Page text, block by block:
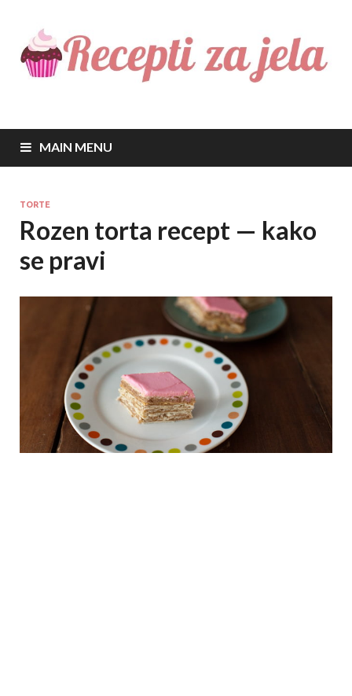
Recepti za jela
MAIN MENU
TORTE
Rozen torta recept — kako
se pravi